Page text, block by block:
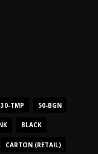
30-TMP 50-BGN
BLACK
CARTON (RETAIL)